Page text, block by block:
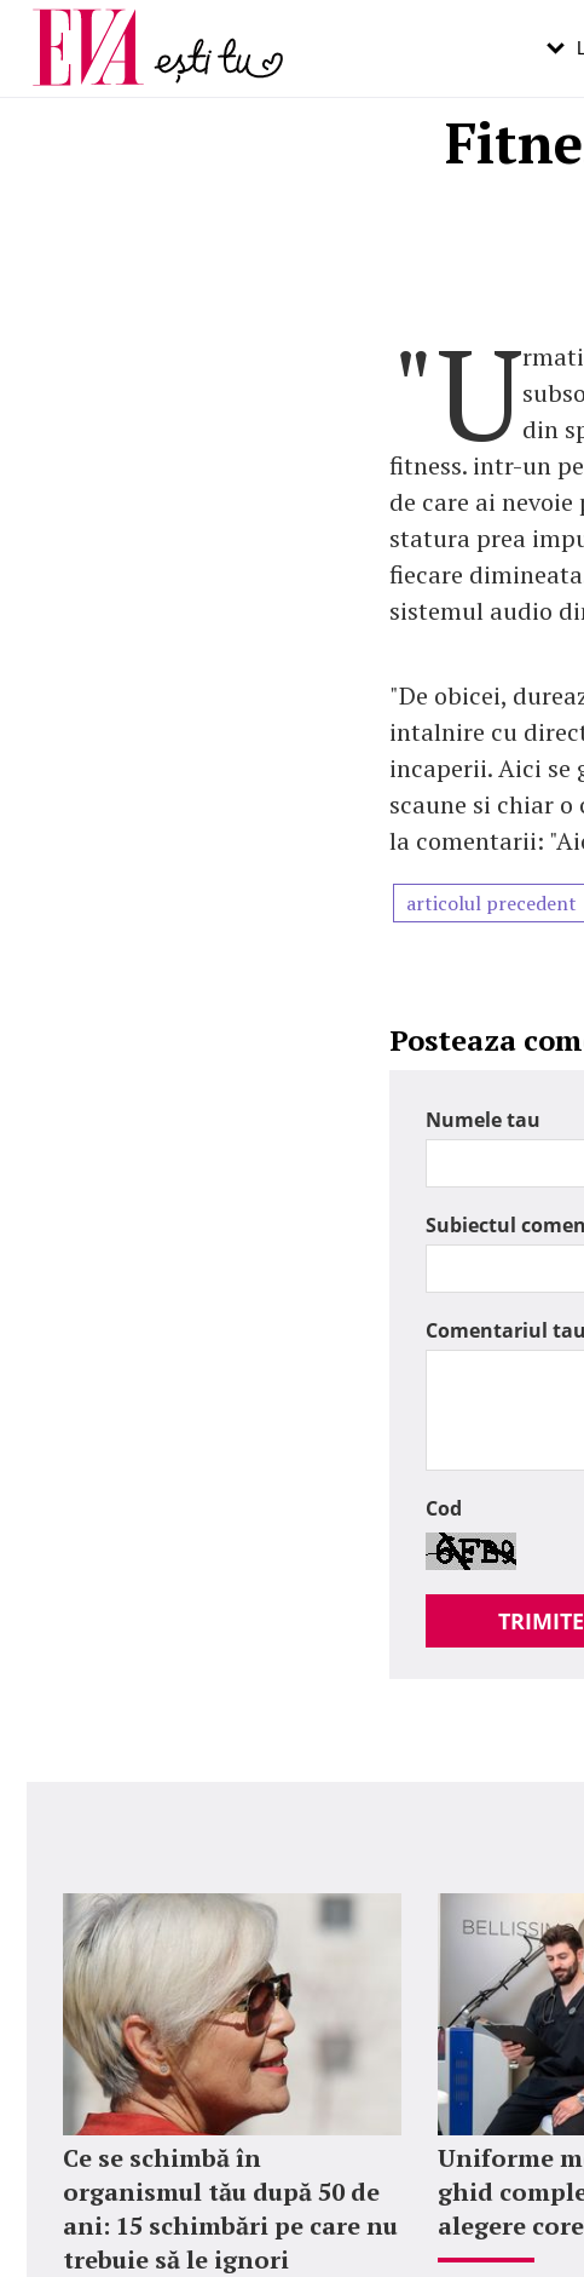
"Udin
fitness. intr-un
de care ai
statura prea
fiecare
sistemul audio
"De obicei,
intalnire cu
incaperii. Aici se
scaune si chiar o
la comentarii:
articolul precedent
Posteaza
Numele tau
Subiectul
Comentariul tau
Cod
TRIMITE
Ce se schimbă în
organismul tău după 50 de
ani: 15 schimbări pe care nu
trebuie să le ignori
Uniforme
ghid
alegere
Carieră
Actualitate